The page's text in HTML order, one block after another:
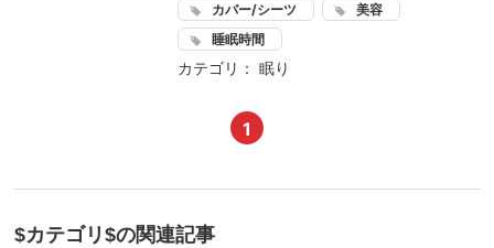
カバー/シーツ
美容
睡眠時間
カテゴリ： 眠り
1
$カテゴリ$の関連記事